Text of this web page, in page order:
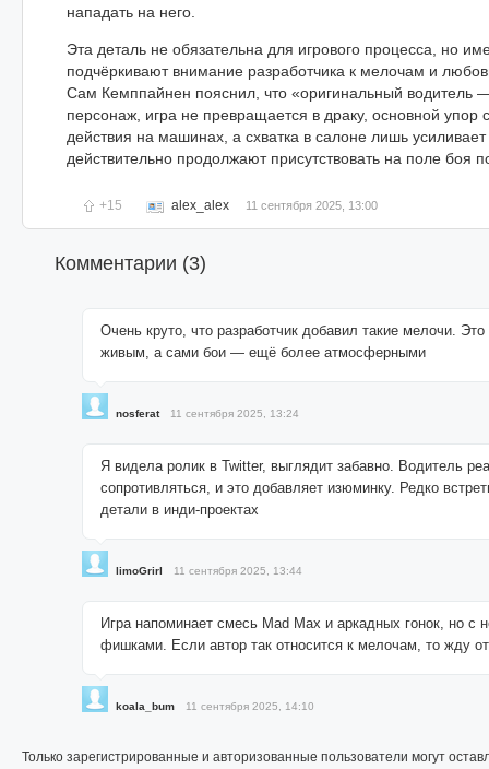
нападать на него.
Эта деталь не обязательна для игрового процесса, но
подчёркивают внимание разработчика к мелочам и
Сам Кемппайнен пояснил, что «оригинальный водитель
персонаж, игра не превращается в драку, основной упор
действия на машинах, а схватка в салоне лишь
действительно продолжают присутствовать на поле боя
+15 alex_alex 11 сентября 2025, 13:00
Комментарии (3)
Очень круто, что разработчик добавил такие мелочи.
живым, а сами бои — ещё более атмосферными
nosferat 11 сентября 2025, 13:24
Я видела ролик в Twitter, выглядит забавно. Водитель
сопротивляться, и это добавляет изюминку. Редко
детали в инди-проектах
limoGrirl 11 сентября 2025, 13:44
Игра напоминает смесь Mad Max и аркадных гонок, но с
фишками. Если автор так относится к мелочам, то жду
koala_bum 11 сентября 2025, 14:10
Только зарегистрированные и авторизованные пользователи могут